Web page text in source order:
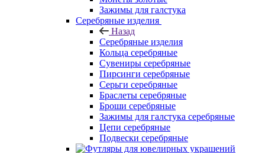
Зажимы для галстука
Серебряные изделия
Назад
Серебряные изделия
Кольца серебряные
Сувениры серебряные
Пирсинги серебряные
Серьги серебряные
Браслеты серебряные
Броши серебряные
Зажимы для галстука серебряные
Цепи серебряные
Подвески серебряные